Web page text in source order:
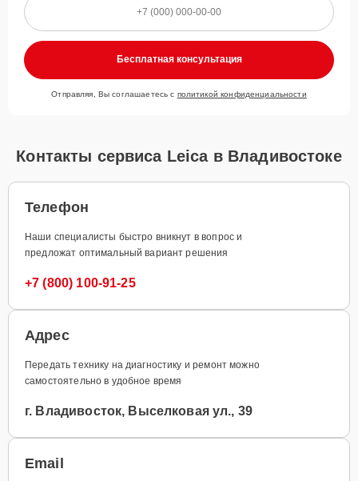
Бесплатная консультация
Отправляя, Вы соглашаетесь с политикой конфиденциальности
Контакты сервиса Leica в Владивостоке
Телефон
Наши специалисты быстро вникнут в вопрос и
предложат оптимальный вариант решения
+7 (800) 100-91-25
Адрес
Передать технику на диагностику и ремонт можно
самостоятельно в удобное время
г. Владивосток, Выселковая ул., 39
Email